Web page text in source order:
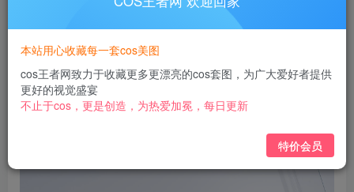
3
黄金会员免费 钻石会员 免费
立即购买
本站用心收藏每一套cos美图
cos王者网致力于收藏更多更漂亮的cos套图，为广大爱好者提供
更好的视觉盛宴
不止于cos，更是创造，为热爱加冕，每日更新
特价会员